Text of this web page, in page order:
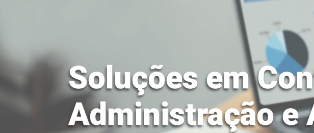
Soluções em
Administração e